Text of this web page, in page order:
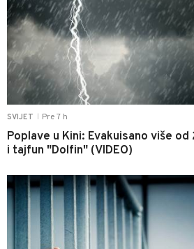
SVIJET Pre 7 h
Poplave u Kini: Evakuisano više
i tajfun "Dolfin" (VIDEO)